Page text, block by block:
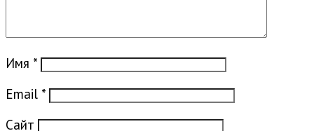
Имя *
Email *
Сайт